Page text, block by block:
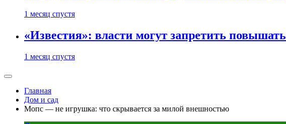
1 месяц спустя
«Известия»: власти могут запретить
1 месяц спустя
Главная
Дом и сад
Мопс — не игрушка: что скрывается за милой внешностью